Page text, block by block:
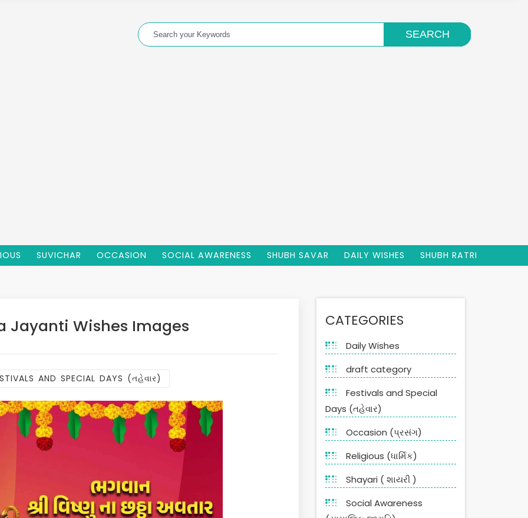
SUVICHAR OCCASION SOCIAL AWARENESS SHUBH SAVAR DAILY WISHES SHUBH RATRI
Jayanti Wishes Images
AND SPECIAL DAYS (તહેવાર)
CATEGORIES
Daily Wishes
draft category
Festivals and Special
Days (તહેવાર)
Occasion (પ્રસંગ)
Religious (ધાર્મિક)
Shayari ( શાયરી )
Social Awareness